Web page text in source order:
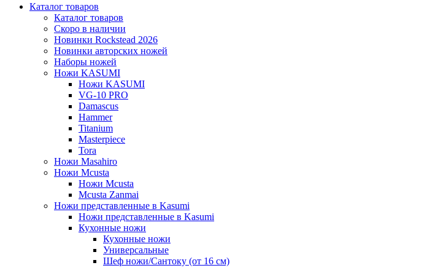
Каталог товаров
Каталог товаров
Скоро в наличии
Новинки Rockstead 2026
Новинки авторских ножей
Наборы ножей
Ножи KASUMI
Ножи KASUMI
VG-10 PRO
Damascus
Hammer
Titanium
Masterpiece
Tora
Ножи Masahiro
Ножи Mcusta
Ножи Mcusta
Mcusta Zanmai
Ножи представленные в Kasumi
Ножи представленные в Kasumi
Кухонные ножи
Кухонные ножи
Универсальные
Шеф ножи/Сантоку (от 16 см)